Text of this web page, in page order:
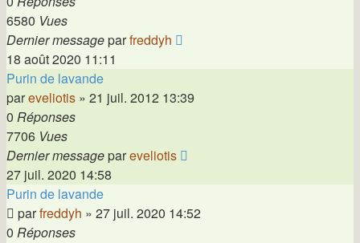
6580 Vues
Dernier messageparfreddyh
18 août 2020 11:11
Purin de lavande
pareveliotis » 21 juil. 2012 13:39
0 Réponses
7706 Vues
Dernier messagepareveliotis
27 juil. 2020 14:58
Purin de lavande
parfreddyh » 27 juil. 2020 14:52
0 Réponses